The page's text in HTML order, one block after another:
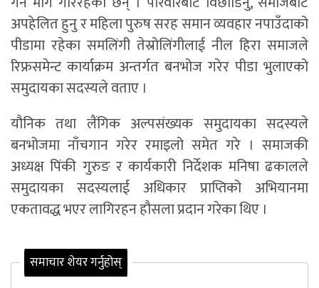
अपहेलित हुनु र महिला पुरुष सरह समान व्यवहार नपाउँदाको
पीडामा रहेका समलिंगी तेस्रोलिंगीलाई नील हिरा समाजले
रिफ्रसमेन्ट कार्याक्रम अन्तर्गत बनभोज गरेर पीडा भुलाएको
समुदायका सदस्यले वताए ।
यौनिक तथा लैंगिक अल्पसंख्यक समुदायका सदस्यले
बनभोजमा नाँचगान गरेर रमाइलो समेत गरे । समाजकी
अध्यक्ष पिंकी गुरुङ र कार्यकारी निर्देशक मनिषा ढकालले
समुदायका सदस्यलाई अधिकार प्राप्तिको अभियानमा
एकतावद्ध भएर लागिरहन हौसला प्रदान गरेका थिए ।
समाचार शेयर गर्नुहोस्